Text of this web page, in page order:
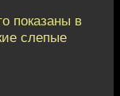
показаны в
слепые